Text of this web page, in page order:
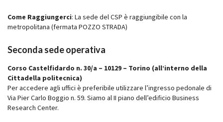
Come Raggiungerci: La sede del CSP è raggiungibile con la
metropolitana (fermata POZZO STRADA)
Seconda sede operativa
Corso Castelfidardo n. 30/a – 10129 – Torino (all’interno della
Cittadella politecnica)
Per accedere agli uffici è preferibile utilizzare l’ingresso pedonale di
Via Pier Carlo Boggio n. 59. Siamo al II piano dell’edificio Business
Research Center.